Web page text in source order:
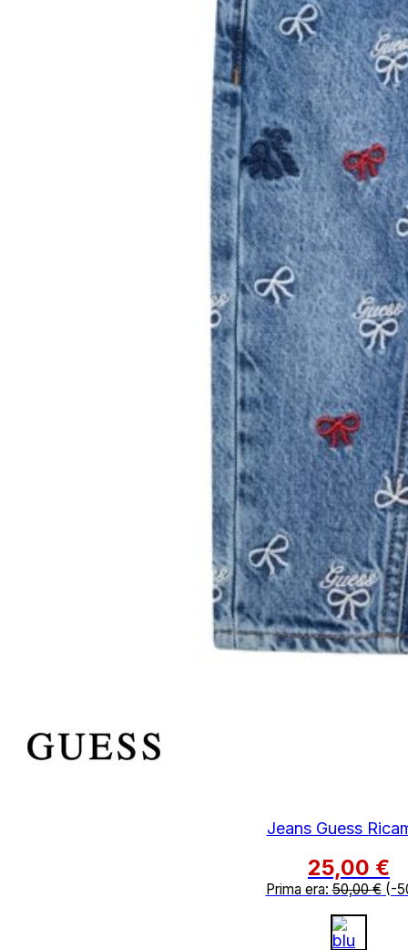
Jeans Guess
25,00 €
Prima era:50,00€(-